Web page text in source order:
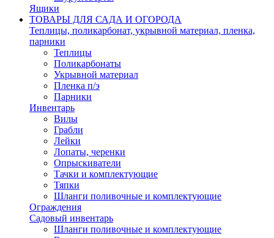
Ящики
ТОВАРЫ ДЛЯ САДА И ОГОРОДА
Теплицы, поликарбонат, укрывной материал, пленка,
парники
Теплицы
Поликарбонаты
Укрывной материал
Пленка п/э
Парники
Инвентарь
Вилы
Грабли
Лейки
Лопаты, черенки
Опрыскиватели
Тачки и комплектующие
Тяпки
Шланги поливочные и комплектующие
Ограждения
Садовый инвентарь
Шланги поливочные и комплектующие